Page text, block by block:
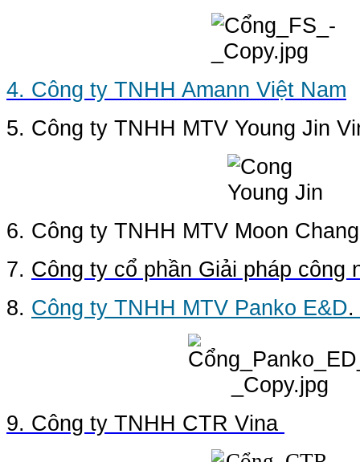
4. Công ty TNHH Amann Việt Nam
5. Công ty TNHH MTV Young Jin
6. Công ty TNHH MTV Moon
7. Công ty cổ phần Giải pháp công
8. Công ty TNHH MTV Panko E&D.
9. Công ty TNHH CTR Vina